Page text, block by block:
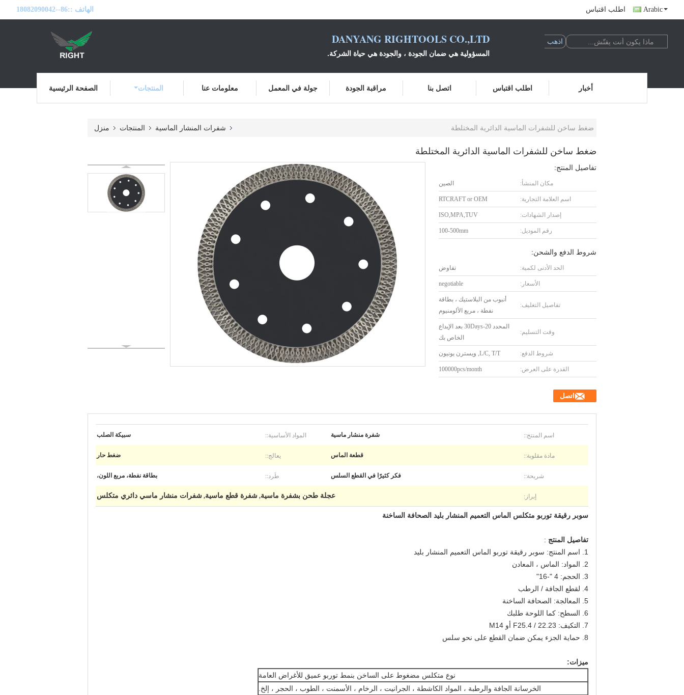
الهاتف ::86--18082090042 اطلب اقتباس Arabic
DANYANG RIGHTOOLS CO.,LTD
المسؤولية هي ضمان الجودة ، والجودة هي حياة الشركة.
الصفحة الرئيسية المنتجات معلومات عنا جولة في المعمل مراقبة الجودة اتصل بنا اطلب اقتباس أخبار
منزل المنتجات شفرات المنشار الماسية ضغط ساخن للشفرات الماسية الدائرية المختلطة
ضغط ساخن للشفرات الماسية الدائرية المختلطة
تفاصيل المنتج:
مكان المنشأ: الصين
اسم العلامة التجارية: RTCRAFT or OEM
إصدار الشهادات: ISO,MPA,TUV
رقم الموديل: 100-500mm
شروط الدفع والشحن:
الحد الأدنى لكمية: تفاوض
الأسعار: negotiable
تفاصيل التغليف:
أنبوب من البلاستيك ، بطاقة
نفطة ، مربع الألومنيوم
وقت التسليم:
المحدد 20-30Days بعد الإيداع
الخاص بك
شروط الدفع: L/C, T/T, ويسترن يونيون
القدرة على العرض: 100000pcs/month
اتصل
اسم المنتج:: شفرة منشار ماسية المواد الأساسية:: سبيكة الصلب
مادة مقلوبة:: قطعة الماس يعالج:: ضغط حار
شريحة:: فكر كثيرًا في القطع السلس طَرد:: بطاقة نفطة، مربع اللون،
إبراز: عجلة طحن بشفرة ماسية, شفرة قطع ماسية, شفرات منشار ماسي دائري متكلس
سوبر رقيقة توربو متكلس الماس التعميم المنشار بليد الصحافة الساخنة
تفاصيل المنتج :
1. اسم المنتج: سوبر رقيقة توربو الماس التعميم المنشار بليد
2. المواد: الماس ، المعادن
3. الحجم: 4 "-16"
4. لقطع الجافة / الرطب
5. المعالجة: الصحافة الساخنة
6. السطح: كما اللوحة طلبك
7. التكيف: F25.4 / 22.23 أو M14
8. حماية الجزء يمكن ضمان القطع على نحو سلس
ميزات:
نوع متكلس مضغوط على الساخن بنمط توربو عميق للأغراض العامة
الخرسانة الجافة والرطبة ، المواد الكاشطة ، الجرانيت ، الرخام ، الأسمنت ، الطوب ، الحجر ، إلخ.